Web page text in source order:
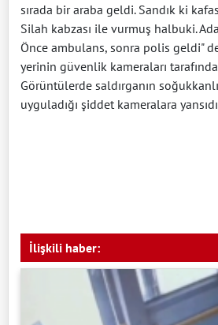
sırada bir araba geldi. Sandık ki
Silah kabzası ile vurmuş halbuki.
Önce ambulans, sonra polis geldi"
yerinin güvenlik kameraları
Görüntülerde saldırganın
uyguladığı şiddet kameralara
İlişkili haber: